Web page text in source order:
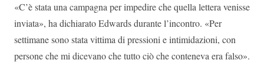
«C’è stata una campagna per impedire che quella lettera venisse
inviata», ha dichiarato Edwards durante l’incontro. «Per
settimane sono stata vittima di pressioni e intimidazioni, con
persone che mi dicevano che tutto ciò che conteneva era falso».